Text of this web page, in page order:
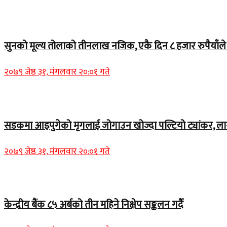
सुनको मूल्य तोलाको तीनलाख नजिक, एकै दिन ८ हजार रुपैयाँले
२०७९ जेष्ठ ३१, मंगलवार २०:०१ गते
सडकमा आइपुगेको मृगलाई जोगाउन खोज्दा पल्टियो ट्यांकर,
२०७९ जेष्ठ ३१, मंगलवार २०:०१ गते
केन्द्रीय बैंक ८५ अर्बको तीन महिने निक्षेप सङ्कलन गर्दै